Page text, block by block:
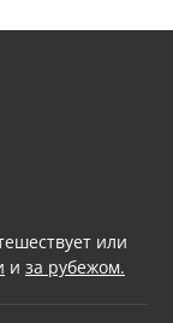
или
и за рубежом.